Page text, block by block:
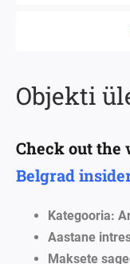
Objekti
Check out the
Belgrad
Kategooria:
Aastane
Maksete